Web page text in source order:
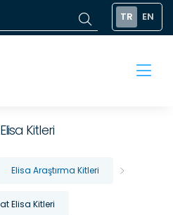
TR EN
Kitleri
Elisa Araştırma Kitleri
Elisa Kitleri